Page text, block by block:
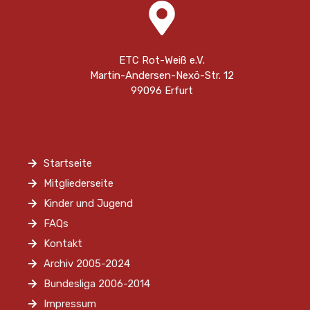
ETC Rot-Weiß e.V.
Martin-Andersen-Nexö-Str. 12
99096 Erfurt
Startseite
Mitgliederseite
Kinder und Jugend
FAQs
Kontakt
Archiv 2005-2024
Bundesliga 2006-2014
Impressum